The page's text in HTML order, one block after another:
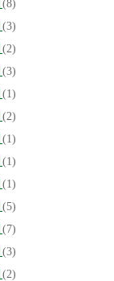
(8)
(3)
(2)
(3)
(1)
(2)
(1)
(1)
(1)
(5)
(7)
(3)
(2)